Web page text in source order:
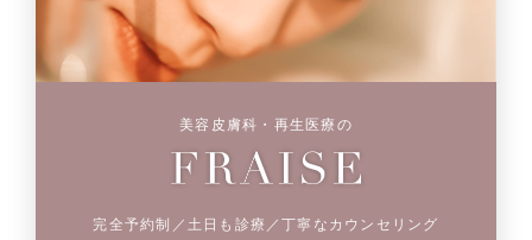
美容皮膚科・再生医療の
完全予約制／土日も診療／丁寧なカウンセリング